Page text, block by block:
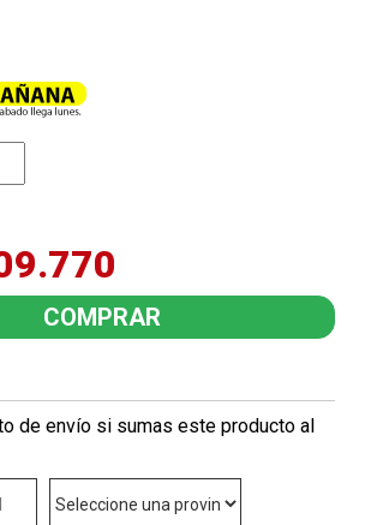
su deliciosa golosina. El sándalo voluptuoso
de envío si sumas este producto al